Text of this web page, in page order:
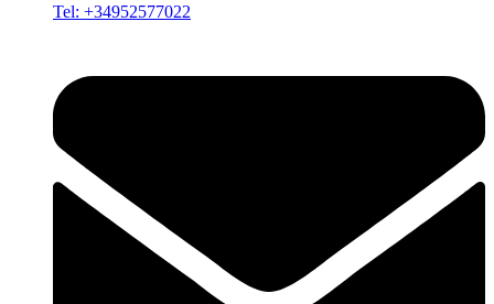
Tel: +34952577022